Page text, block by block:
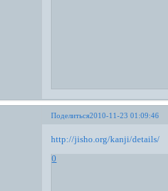
Поделиться2010-11-23 01:09:46
http://jisho.org/kanji/details/
0